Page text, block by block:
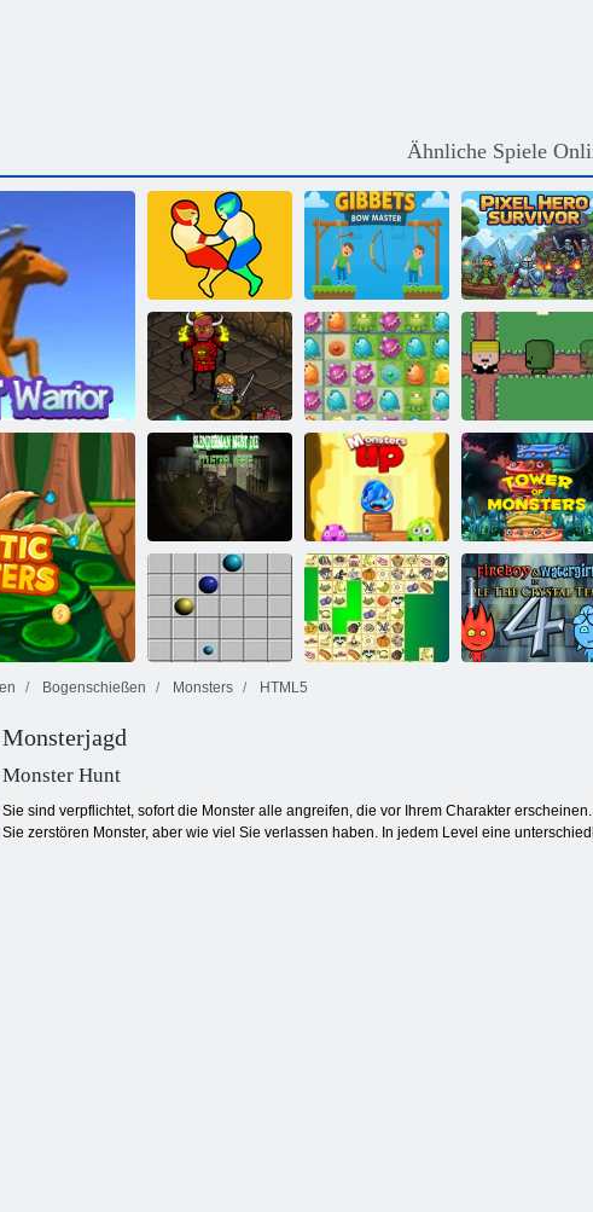
Ähnliche Spiele
12 Minibattles
Zwei Spieler
Gibbets Bow
Master
Überlebender
des Pixelhelden
Beutehelden 2
Monster -
Tempel
Monsterrausch
Slenderman
muss sterben:
Monster oben
Turm der
Monster
Bogenschießen Monsters HTML5
Monsterjagd
Monster Hunt
Sie sind verpflichtet, sofort die Monster alle angreifen, die vor Ihrem Charakter
Sie zerstören Monster, aber wie viel Sie verlassen haben. In jedem Level eine